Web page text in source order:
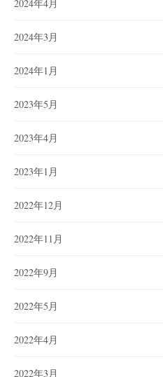
2024年4月
2024年3月
2024年1月
2023年5月
2023年4月
2023年1月
2022年12月
2022年11月
2022年9月
2022年5月
2022年4月
2022年3月